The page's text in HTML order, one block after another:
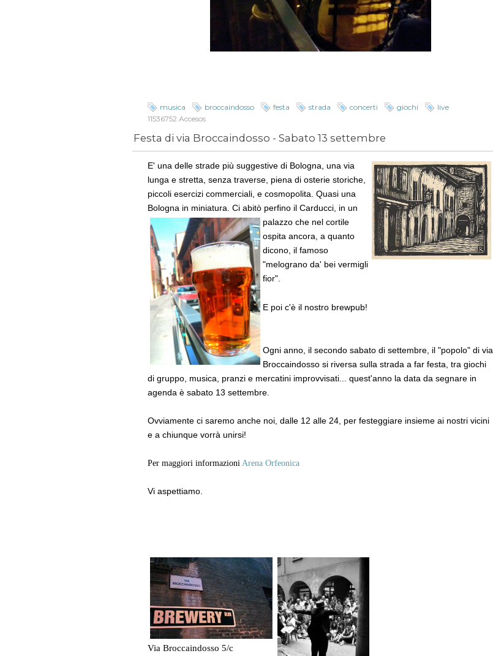
musica broccaindosso festa strada concerti giochi
live
11536752 Accesos
Festa di via Broccaindosso - Sabato 13 settembre
E' una delle strade più suggestive di Bologna, una via
lunga e stretta, senza traverse, piena di osterie storiche,
piccoli esercizi commerciali, e cosmopolita. Quasi una
Bologna in miniatura. Ci abitò perfino il Carducci, in un
palazzo che nel cortile
ospita ancora, a quanto
dicono, il famoso
"melograno da' bei vermigli
fior".
E poi c'è il nostro brewpub!
Ogni anno, il secondo sabato di settembre, il "popolo" di via
Broccaindosso si riversa sulla strada a far festa, tra giochi
di gruppo, musica, pranzi e mercatini improvvisati... quest'anno la data da segnare in
agenda è sabato 13 settembre.
Ovviamente ci saremo anche noi, dalle 12 alle 24, per festeggiare insieme ai nostri vicini
e a chiunque vorrà unirsi!
Per maggiori informazioni Arena Orfeonica
Vi aspettiamo.
Via Broccaindosso 5/c